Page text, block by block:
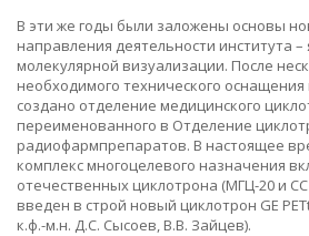
В эти же годы были заложены основы
направления деятельности института
молекулярной визуализации. После
необходимого технического оснащения
создано отделение медицинского
переименованного в Отделение
радиофармпрепаратов. В настоящее
комплекс многоцелевого назначения
отечественных циклотрона (МГЦ-20 и СС
введен в строй новый циклотрон GE
к.ф.-м.н. Д.С. Сысоев, В.В. Зайцев).